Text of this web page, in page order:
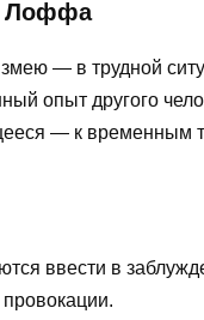
Лоффа
— в трудной
опыт другого
— к временным
ввести в